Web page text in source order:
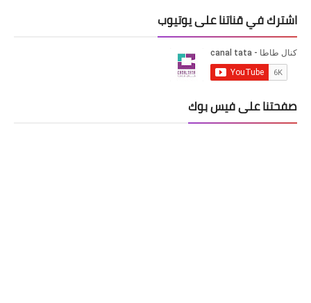
اشترك في قناتنا على يوتيوب
صفحتنا على فيس بوك